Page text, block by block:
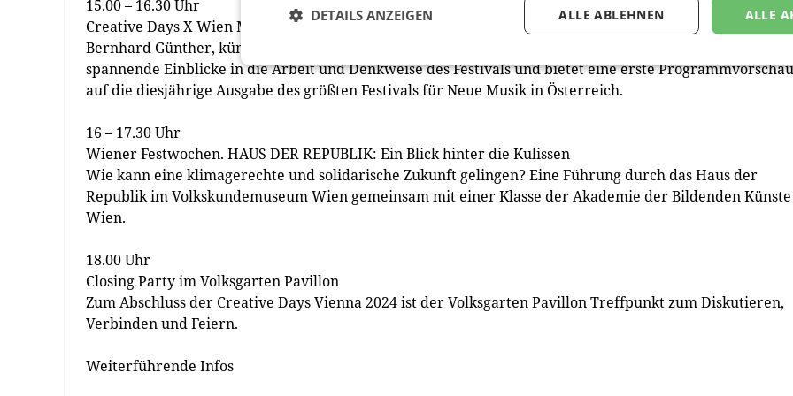
15.00 – 16.30 Uhr
Creative Days X Wien Modern
Bernhard Günther, künstlerischer Leiter von Wien Modern, gibt im Rahmen der Creative Days Vienna
spannende Einblicke in die Arbeit und Denkweise des Festivals und bietet eine erste Programmvorschau
auf die diesjährige Ausgabe des größten Festivals für Neue Musik in Österreich.
16 – 17.30 Uhr
Wiener Festwochen. HAUS DER REPUBLIK: Ein Blick hinter die Kulissen
Wie kann eine klimagerechte und solidarische Zukunft gelingen? Eine Führung durch das Haus der
Republik im Volkskundemuseum Wien gemeinsam mit einer Klasse der Akademie der Bildenden Künste
Wien.
18.00 Uhr
Closing Party im Volksgarten Pavillon
Zum Abschluss der Creative Days Vienna 2024 ist der Volksgarten Pavillon Treffpunkt zum Diskutieren,
Verbinden und Feiern.
Weiterführende Infos
ALLE
ALLE ABLEHNEN
DETAILS ANZEIGEN